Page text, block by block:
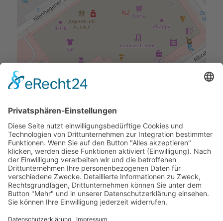
Dariusz Wojciechowski
13051 Berlin
Tel.: 030 – 96 20 42 07
E-Mail:kontakt@gastro-hohenschoenhausen.de
Mo: 08:00-16:00 Uhr
Di: 08:00-16:00 Uhr